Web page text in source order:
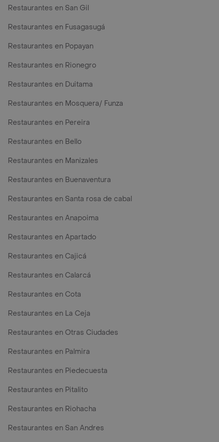
Restaurantes en San Gil
Restaurantes en Fusagasugá
Restaurantes en Popayan
Restaurantes en Rionegro
Restaurantes en Duitama
Restaurantes en Mosquera/ Funza
Restaurantes en Pereira
Restaurantes en Bello
Restaurantes en Manizales
Restaurantes en Buenaventura
Restaurantes en Santa rosa de cabal
Restaurantes en Anapoima
Restaurantes en Apartado
Restaurantes en Cajicá
Restaurantes en Calarcá
Restaurantes en Cota
Restaurantes en La Ceja
Restaurantes en Otras Ciudades
Restaurantes en Palmira
Restaurantes en Piedecuesta
Restaurantes en Pitalito
Restaurantes en Riohacha
Restaurantes en San Andres